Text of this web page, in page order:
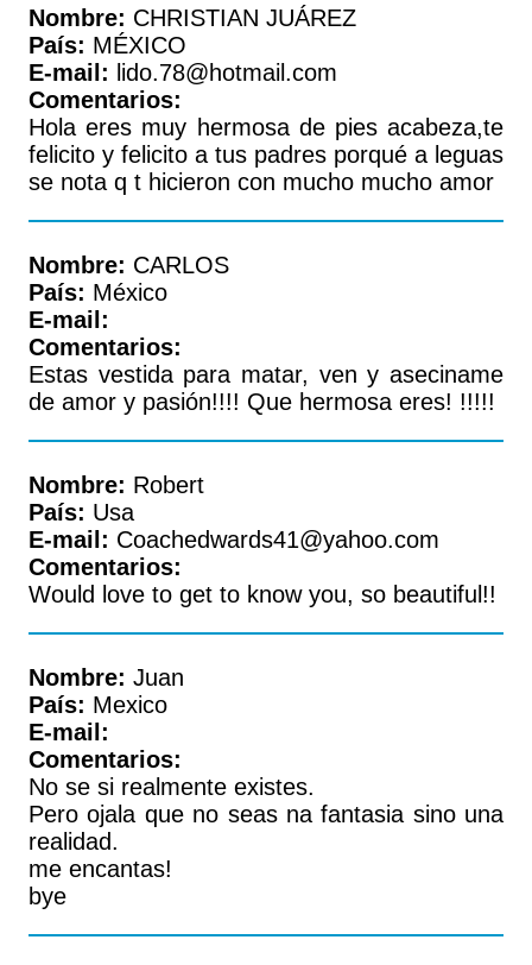
Nombre: CHRISTIAN JUÁREZ
País: MÉXICO
E-mail: lido.78@hotmail.com
Comentarios:
Hola eres muy hermosa de pies acabeza,te
felicito y felicito a tus padres porqué a leguas
se nota q t hicieron con mucho mucho amor
Nombre: CARLOS
País: México
E-mail:
Comentarios:
Estas vestida para matar, ven y aseciname
de amor y pasión!!!! Que hermosa eres! !!!!!
Nombre: Robert
País: Usa
E-mail: Coachedwards41@yahoo.com
Comentarios:
Would love to get to know you, so beautiful!!
Nombre: Juan
País: Mexico
E-mail:
Comentarios:
No se si realmente existes.
Pero ojala que no seas na fantasia sino una
realidad.
me encantas!
bye